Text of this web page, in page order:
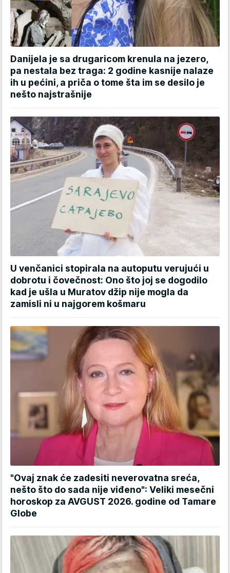
Danijela je sa drugaricom krenula na jezero,
pa nestala bez traga: 2 godine kasnije nalaze
ih u pećini, a priča o tome šta im se desilo je
nešto najstrašnije
U venčanici stopirala na autoputu verujući u
dobrotu i čovečnost: Ono što joj se dogodilo
kad je ušla u Muratov džip nije mogla da
zamisli ni u najgorem košmaru
"Ovaj znak će zadesiti neverovatna sreća,
nešto što do sada nije viđeno": Veliki mesečni
horoskop za AVGUST 2026. godine od Tamare
Globe